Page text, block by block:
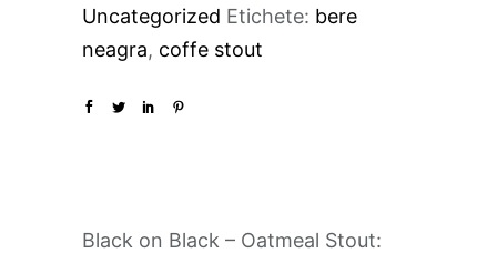
Uncategorized Etichete: bere
neagra, coffe stout
Black on Black – Oatmeal Stout: